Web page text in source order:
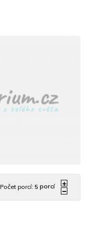
Počet porcí:5 porcí